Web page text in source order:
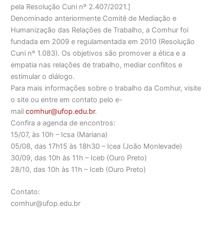
pela Resolução Cuni nº 2.407/2021.]
Denominado anteriormente Comitê de Mediação e
Humanização das Relações de Trabalho, a Comhur foi
fundada em 2009 e regulamentada em 2010 (Resolução
Cuni nº 1.083). Os objetivos são promover a ética e a
empatia nas relações de trabalho, mediar conflitos e
estimular o diálogo.
Para mais informações sobre o trabalho da Comhur, visite
o site ou entre em contato pelo e-
mailcomhur@ufop.edu.br.
Confira a agenda de encontros:
15/07, às 10h – Icsa (Mariana)
05/08, das 17h15 às 18h30 – Icea (João Monlevade)
30/09, das 10h às 11h – Iceb (Ouro Preto)
28/10, das 10h às 11h – Iceb (Ouro Preto)
Contato:
comhur@ufop.edu.br